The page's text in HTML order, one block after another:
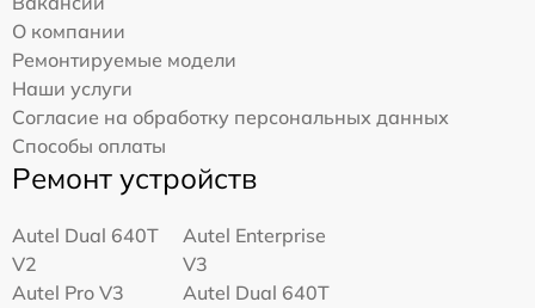
О компании
Ремонтируемые модели
Наши услуги
Согласие на обработку персональных данных
Способы оплаты
Ремонт устройств
Autel Dual 640T
V2
Autel Enterprise
V3
Autel Pro V3
Autel Dual 640T